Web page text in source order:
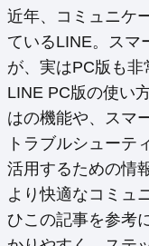
X
(Twitter)
Facebook
近年、コミュニケ
ているLINE。スマ
が、実はPC版も非
LINE PC版の使い
はの機能や、スマ
トラブルシューテ
活用するための情
より快適なコミュ
ひこの記事を参考